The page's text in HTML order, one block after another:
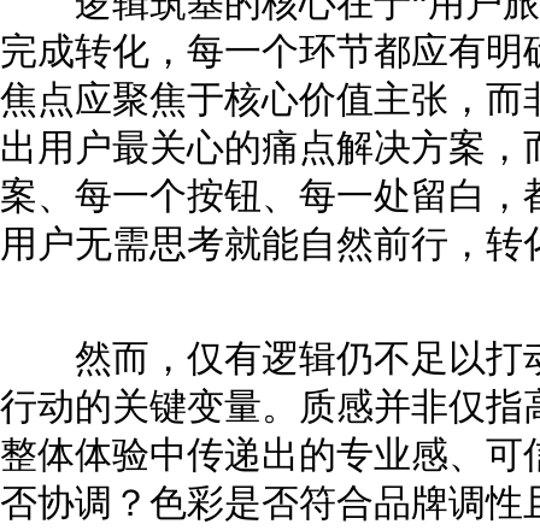
完成转化，每一个环节都应有
焦点应聚焦于核心价值主张，
出用户最关心的痛点解决方案
案、每一个按钮、每一处留白
用户无需思考就能自然前行，转
然而，仅有逻辑仍不足以打
行动的关键变量。质感并非仅
整体体验中传递出的专业感、
否协调？色彩是否符合品牌调